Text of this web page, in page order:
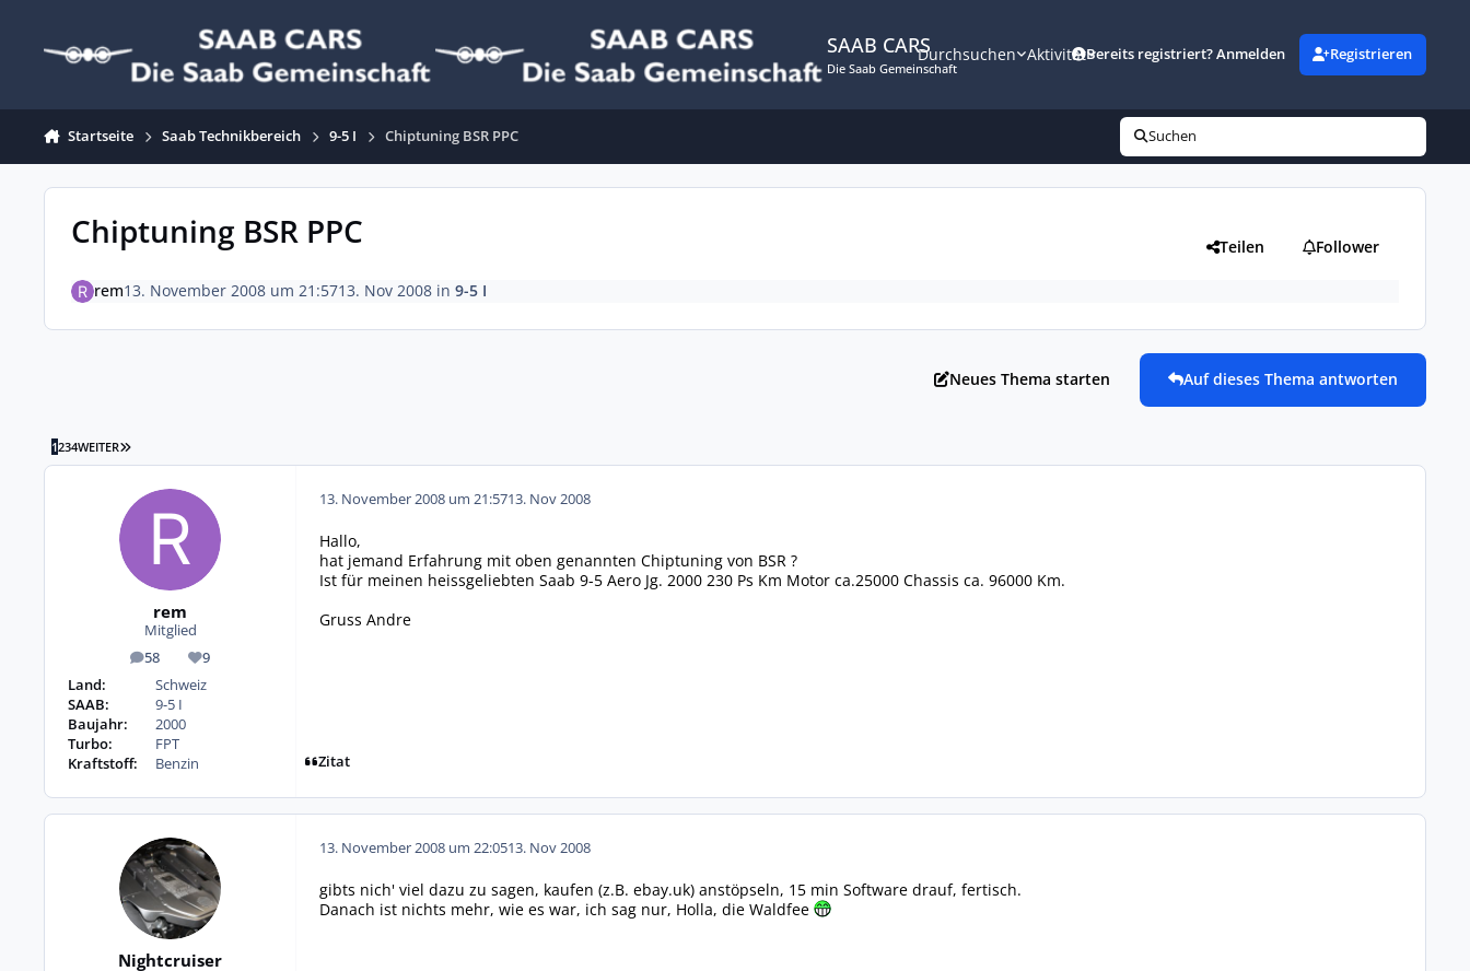
SAAB CARS
Die Saab Gemeinschaft
Durchsuchen AktivitätBereits registriert? Anmelden Registrieren
Startseite Saab Technikbereich 9-5 I Chiptuning BSR PPC Suchen
Chiptuning BSR PPC Teilen Follower
rem13. November 2008 um 21:5713. Nov 2008in 9-5 I
Neues Thema starten Auf dieses Thema antworten
1234WEITER LETZTE SEITE
rem
Mitglied
58
Beiträge 9
Reputation
Land:
Schweiz
SAAB:
9-5 I
Baujahr:
2000
Turbo:
FPT
Kraftstoff:
Benzin
13. November 2008 um 21:5713. Nov 2008
Hallo,
hat jemand Erfahrung mit oben genannten Chiptuning von BSR ?
Ist für meinen heissgeliebten Saab 9-5 Aero Jg. 2000 230 Ps Km Motor ca.25000 Chassis ca. 96000 Km.
Gruss Andre
Zitat
Nightcruiser
13. November 2008 um 22:0513. Nov 2008
gibts nich' viel dazu zu sagen, kaufen (z.B. ebay.uk) anstöpseln, 15 min Software drauf, fertisch.
Danach ist nichts mehr, wie es war, ich sag nur, Holla, die Waldfee